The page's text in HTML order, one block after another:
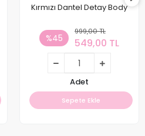
Kırmızı Dantel Detay Body
%45
999,00 TL
549,00 TL
Adet
Sepete Ekle